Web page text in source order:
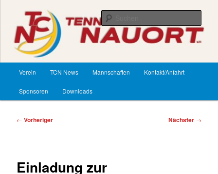
springenTennisClub Nauort
Verein TCN News Mannschaften Kontakt/Anfahrt
Sponsoren Downloads
Beitragsnavigation
← Vorheriger Nächster →
Einladung zur